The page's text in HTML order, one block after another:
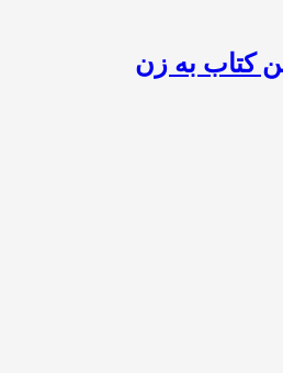
کتاب به زن‌